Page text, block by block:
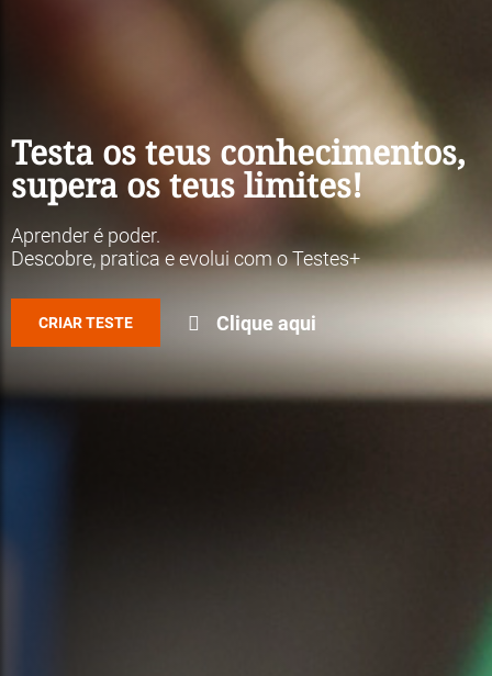
Testa os teus conhecimentos,
supera os teus limites!
Aprender é poder.
Descobre, pratica e evolui com o Testes+
CRIAR TESTE Clique aqui